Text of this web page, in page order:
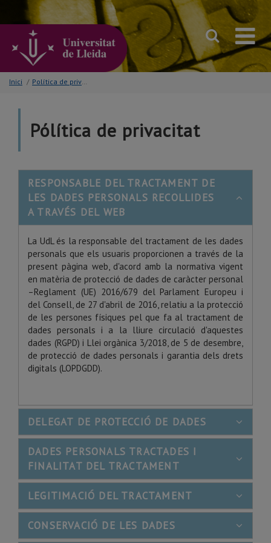
principal
pàgina
Inici / Política de privacitat
Pólítica de privacitat
RESPONSABLE DEL TRACTAMENT DE
LES DADES PERSONALS RECOLLIDES
A TRAVÉS DEL WEB
La UdL és la responsable del tractament de les dades
personals que els usuaris proporcionen a través de la
present pàgina web, d'acord amb la normativa vigent
en matèria de protecció de dades de caràcter personal
­–Reglament (UE) 2016/679 del Parlament Europeu i
del Consell, de 27 d'abril de 2016, relatiu a la protecció
de les persones físiques pel que fa al tractament de
dades personals i a la lliure circulació d'aquestes
dades (RGPD) i Llei orgànica 3/2018, de 5 de desembre,
de protecció de dades personals i garantia dels drets
digitals (LOPDGDD).
DELEGAT DE PROTECCIÓ DE DADES
DADES PERSONALS TRACTADES I
FINALITAT DEL TRACTAMENT
LEGITIMACIÓ DEL TRACTAMENT
CONSERVACIÓ DE LES DADES